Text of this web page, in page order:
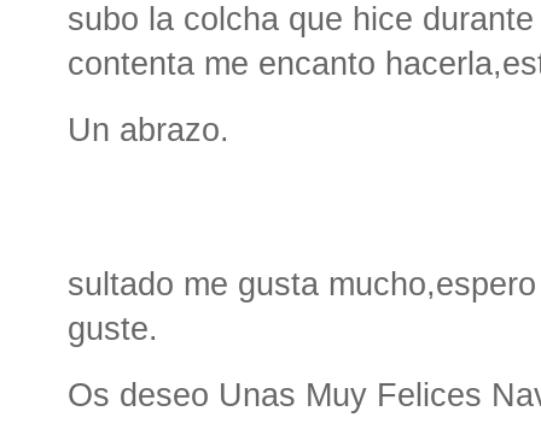
subo la colcha que hice
contenta me encanto
Un abrazo.
sultado me gusta
guste.
Os deseo Unas Muy Felices